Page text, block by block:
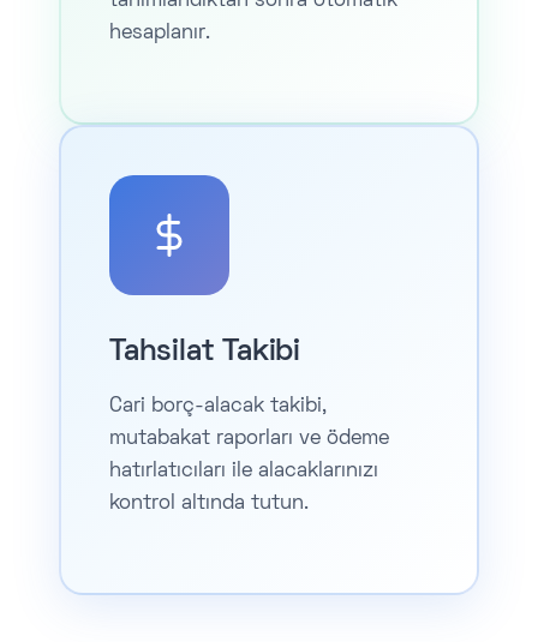
hesaplanır.
Tahsilat Takibi
Cari borç-alacak takibi,
mutabakat raporları ve ödeme
hatırlatıcıları ile alacaklarınızı
kontrol altında tutun.